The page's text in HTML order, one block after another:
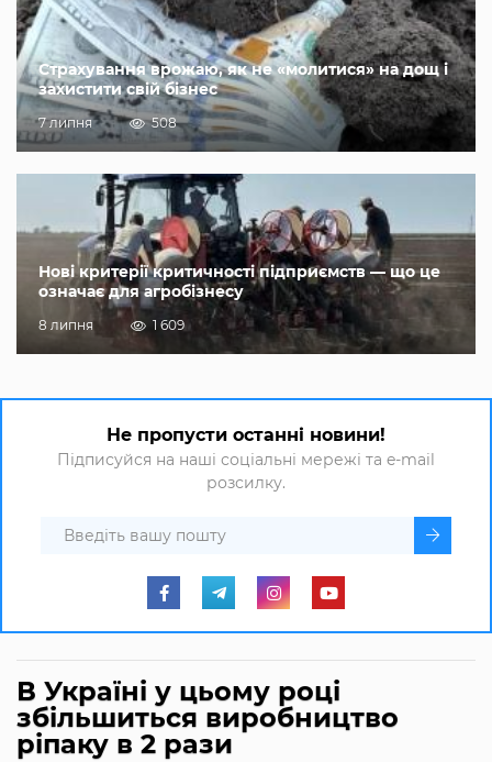
Страхування врожаю, як не «молитися» на дощ і
захистити свій бізнес
7 липня 508
Нові критерії критичності підприємств — що це
означає для агробізнесу
8 липня 1 609
Не пропусти останні новини!
Підписуйся на наші соціальні мережі та e-mail
розсилку.
В Україні у цьому році
збільшиться виробництво
ріпаку в 2 рази